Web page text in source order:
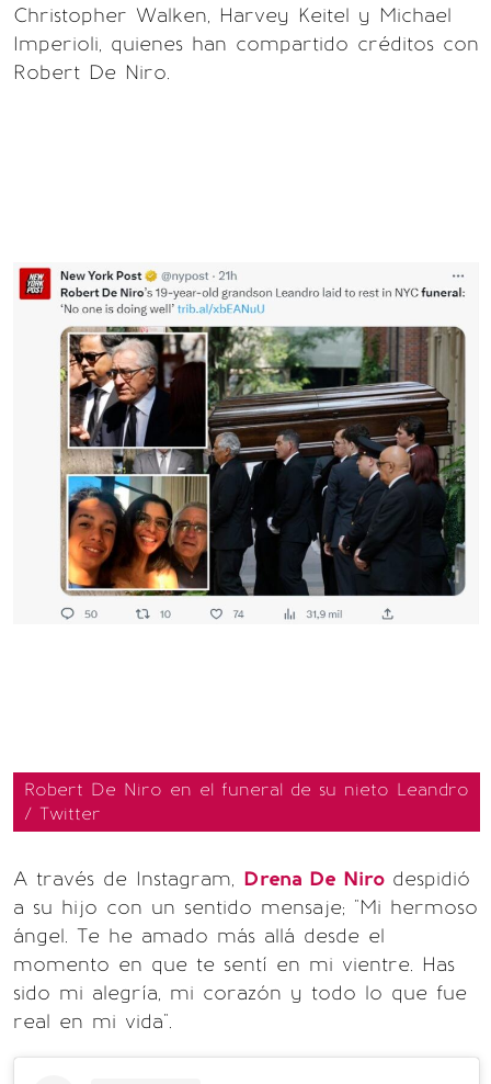
Christopher Walken, Harvey Keitel y Michael
Imperioli, quienes han compartido créditos con
Robert De Niro.
Robert De Niro en el funeral de su nieto Leandro
/ Twitter
A través de Instagram, Drena De Niro despidió
a su hijo con un sentido mensaje; "Mi hermoso
ángel. Te he amado más allá desde el
momento en que te sentí en mi vientre. Has
sido mi alegría, mi corazón y todo lo que fue
real en mi vida".